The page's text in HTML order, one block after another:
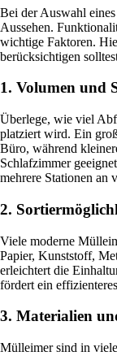
Bei der Auswahl
Aussehen.
wichtige Faktoren.
berücksichtigen
1. Volumen und
Überlege, wie viel
platziert wird. Ein
Büro, während
Schlafzimmer
mehrere Stationen an
2.
Viele moderne
Papier, Kunststoff,
erleichtert die
fördert ein
3. Materialien
Mülleimer sind in